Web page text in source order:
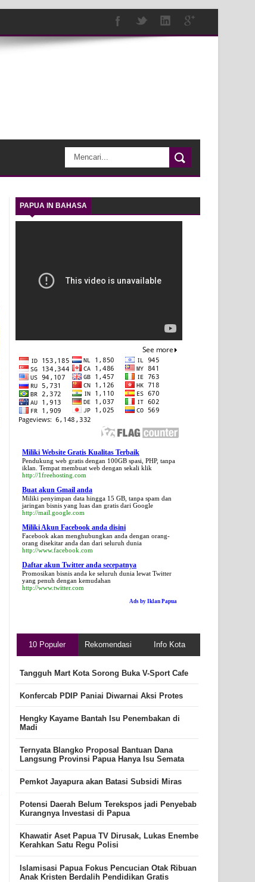
PAPUA IN BAHASA
Miliki Website Gratis Kualitas Terbaik
Pendukung web gratis dengan 100GB spasi, PHP, tanpa
iklan. Tempat membuat web dengan sekali klik
http://1freehosting.com
Buat akun Gmail anda
Miliki penyimpan data hingga 15 GB, tanpa spam dan
jaringan bisnis yang luas dan gratis dari Google
http://mail.google.com
Miliki Akun Facebook anda disini
Facebook akan menghubungkan anda dengan orang-
orang disekitar anda dan dari seluruh dunia
http://www.facebook.com
Daftar akun Twitter anda secepatnya
Promosikan bisnis anda ke seluruh dunia lewat Twitter
yang penuh dengan kemudahan
http://www.twitter.com
Ads by Iklan Papua
10 Populer Rekomendasi Info Kota
Tangguh Mart Kota Sorong Buka V-Sport Cafe
Konfercab PDIP Paniai Diwarnai Aksi Protes
Hengky Kayame Bantah Isu Penembakan di
Madi
Ternyata Blangko Proposal Bantuan Dana
Langsung Provinsi Papua Hanya Isu Semata
Pemkot Jayapura akan Batasi Subsidi Miras
Potensi Daerah Belum Terekspos jadi Penyebab
Kurangnya Investasi di Papua
Khawatir Aset Papua TV Dirusak, Lukas Enembe
Kerahkan Satu Regu Polisi
Islamisasi Papua Fokus Pencucian Otak Ribuan
Anak Kristen Berdalih Pendidikan Gratis